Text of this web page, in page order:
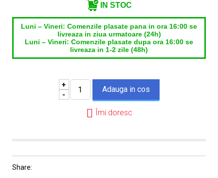
IN STOC
Luni – Vineri: Comenzile plasate pana in ora 16:00 se
livreaza in ziua urmatoare (24h)
Luni – Vineri: Comenzile plasate dupa ora 16:00 se
livreaza in 1-2 zile (48h)
+
-
Îmi doresc
Share: